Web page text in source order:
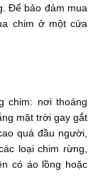
Để bảo đảm mua
chim ở một cửa
chim: nơi thoáng
mặt trời gay gắt
quá đầu người,
loại chim rừng,
có áo lồng hoặc